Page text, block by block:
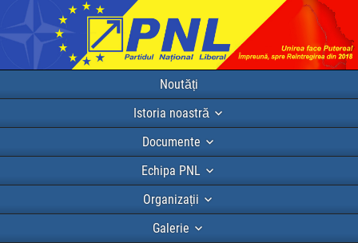
Noutăți
Istoria noastră
Documente
Echipa PNL
Organizații
Galerie